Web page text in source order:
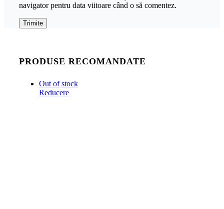
navigator pentru data viitoare când o să comentez.
PRODUSE RECOMANDATE
Out of stock
Reducere